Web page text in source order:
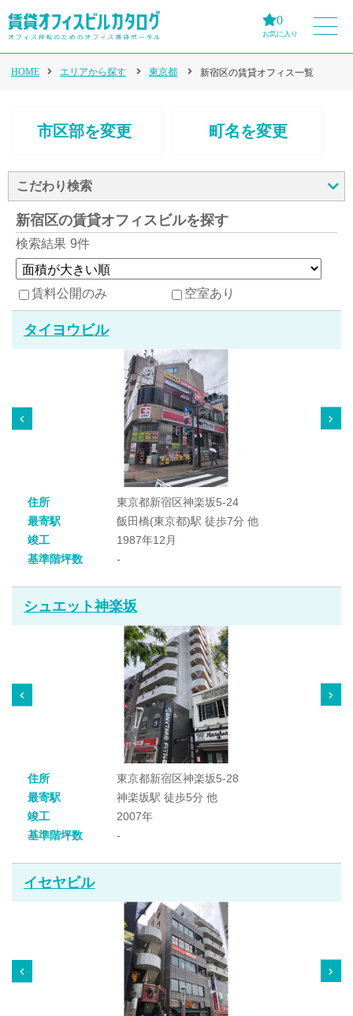
0
お気に入り
HOME エリアから探す 東京都 新宿区の賃貸オフィス一覧
市区部を変更 町名を変更
こだわり検索
新宿区の賃貸オフィスビルを探す
検索結果 9件
賃料公開のみ 空室あり
タイヨウビル
住所
東京都新宿区神楽坂5-24
最寄駅
飯田橋(東京都)駅 徒歩7分 他
竣工
1987年12月
基準階坪数
-
シュエット神楽坂
住所
東京都新宿区神楽坂5-28
最寄駅
神楽坂駅 徒歩5分 他
竣工
2007年
基準階坪数
-
イセヤビル